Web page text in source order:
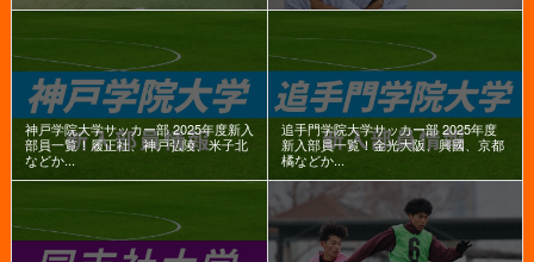
神戸学院大学サッカー部 2025年度新入
部員一覧！履正社、神戸弘陵、米子北
などか...
追手門学院大学サッカー部 2025年度
新入部員一覧！金光大阪、興國、京都
橘などか...